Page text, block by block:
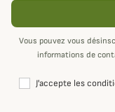
Vous pouvez vous
informations de
J'accepte les